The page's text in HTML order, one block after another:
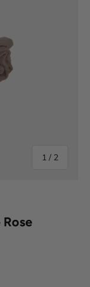
1 / von
2
Rose